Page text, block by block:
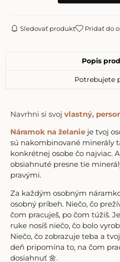
Sledovať produkt Pridať do
Popis
Potrebujete
Navrhni si svoj vlastný,
Náramok na želanie je tvoj
sú nakombinované minerály
konkrétnej osobe čo najviac.
obsiahnuté presne tie
pravými.
Za každým osobným
osobný príbeh. Niečo, čo
čom pracuješ, po čom túžiš.
ruke nosíš niečo, čo bolo
Niečo, čo zobrazuje teba a
deň pripomína to, na čom
dosiahnuť 🌼.